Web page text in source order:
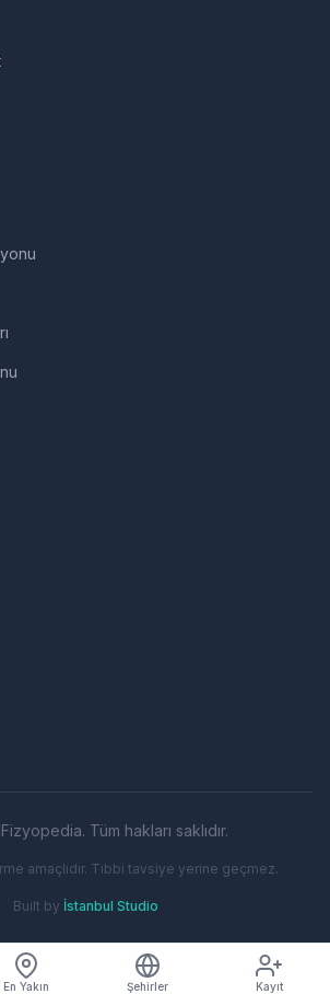
Tüm hakları saklıdır.
amaçlıdır. Tıbbi tavsiye yerine geçmez.
Built by İstanbul Studio
En Yakın Şehirler Kayıt